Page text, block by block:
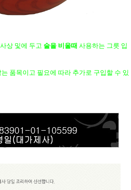
상 및에 두고 술을 비울때 사용하는 그릇 입
품목이고 필요에 따라 추가로 구입할 수 있